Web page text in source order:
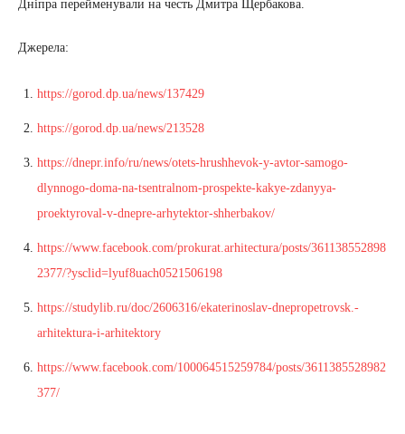
Дніпра перейменували на честь Дмитра Щербакова.
Джерела:
https://gorod.dp.ua/news/137429
https://gorod.dp.ua/news/213528
https://dnepr.info/ru/news/otets-hrushhevok-y-avtor-samogo-
dlynnogo-doma-na-tsentralnom-prospekte-kakye-zdanyya-
proektyroval-v-dnepre-arhytektor-shherbakov/
https://www.facebook.com/prokurat.arhitectura/posts/361138552898
2377/?ysclid=lyuf8uach0521506198
https://studylib.ru/doc/2606316/ekaterinoslav-dnepropetrovsk.-
arhitektura-i-arhitektory
https://www.facebook.com/100064515259784/posts/3611385528982
377/